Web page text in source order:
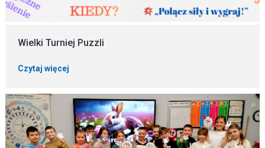
Wielki Turniej Puzzli
Czytaj więcej